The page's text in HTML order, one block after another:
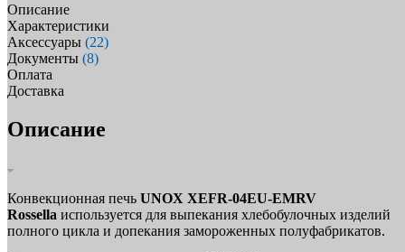
Описание
Характеристики
Аксессуары (22)
Документы (8)
Оплата
Доставка
Описание
Конвекционная печь UNOX XEFR-04EU-EMRV
Rossella используется для выпекания хлебобулочных изделий
полного цикла и допекания замороженных полуфабрикатов.